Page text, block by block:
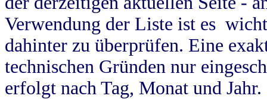
Verwendung der Liste ist es
dahinter zu überprüfen. Eine
technischen Gründen nur
erfolgt nach Tag, Monat und Jahr.